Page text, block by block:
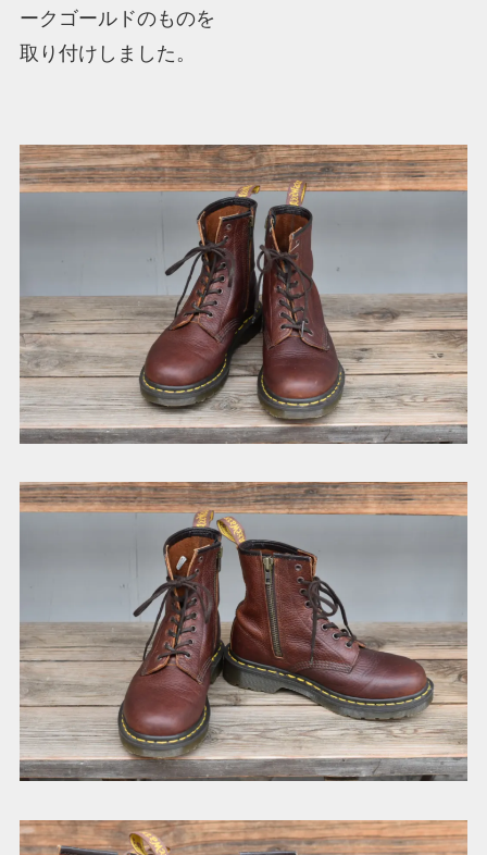
ークゴールドのものを
取り付けしました。